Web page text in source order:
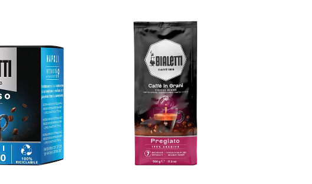
AAN TOEVOEGEN AAN
WINKELWAGEN